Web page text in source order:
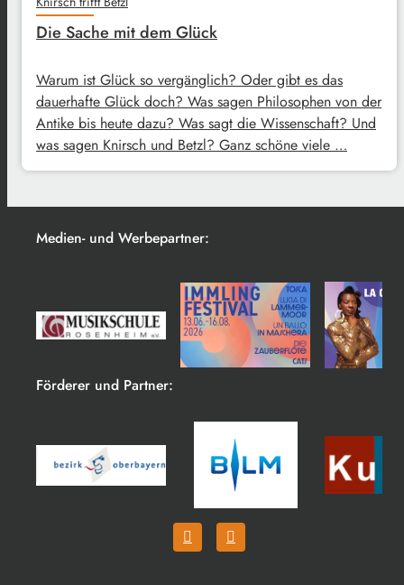
Die Sache mit dem Glück
Warum ist Glück so vergänglich? Oder gibt es das
dauerhafte Glück doch? Was sagen Philosophen von der
Antike bis heute dazu? Was sagt die Wissenschaft? Und
was sagen Knirsch und Betzl? Ganz schöne viele …
Medien- und Werbepartner:
Förderer und Partner: